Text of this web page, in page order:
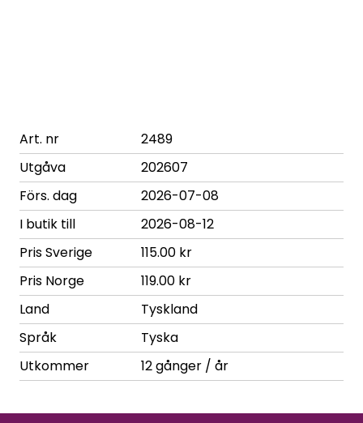
Art. nr
2489
Utgåva
202607
Förs. dag
2026-07-08
I butik till
2026-08-12
Pris Sverige
115.00 kr
Pris Norge
119.00 kr
Land
Tyskland
Språk
Tyska
Utkommer
12 gånger / år